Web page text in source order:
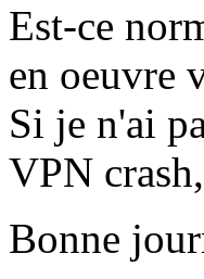
Est-ce
en oeuvre
Si je n'ai
VPN
Bonne